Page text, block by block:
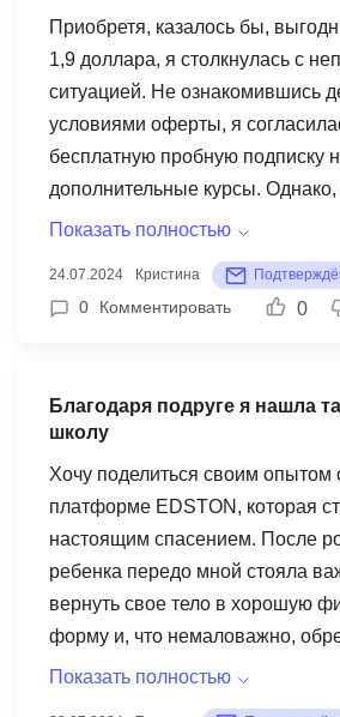
Приобретя, казалось бы,
1,9 доллара, я столкнулась с
ситуацией. Не ознакомившись
условиями оферты, я
бесплатную пробную подписку
дополнительные курсы.
четко указано, что этот период
результате, с моей карты
Такая практика вводит
EDSTON сознательно
схемы, рассчитывая на то, что
пользователи внимательно
предоставления услуг. Я крайне
таким отношением к клиентам и
не рекомендую платформу
чем приобретать какие-либо
платформе, я настоятельно
изучить все условия и обратить
внимание на информацию о
Показать полностью
24.07.2024 Кристина
0 Комментировать 0
Благодаря подруге я нашла
школу
Хочу поделиться своим опытом
платформе EDSTON, которая
настоящим спасением. После
ребенка передо мной стояла
вернуть свое тело в хорошую
форму и, что немаловажно,
внутреннюю гармонию. Но, как
Показать полностью